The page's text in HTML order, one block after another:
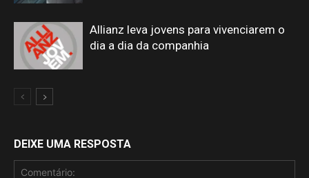
Allianz leva jovens para vivenciarem o
dia a dia da companhia
DEIXE UMA RESPOSTA